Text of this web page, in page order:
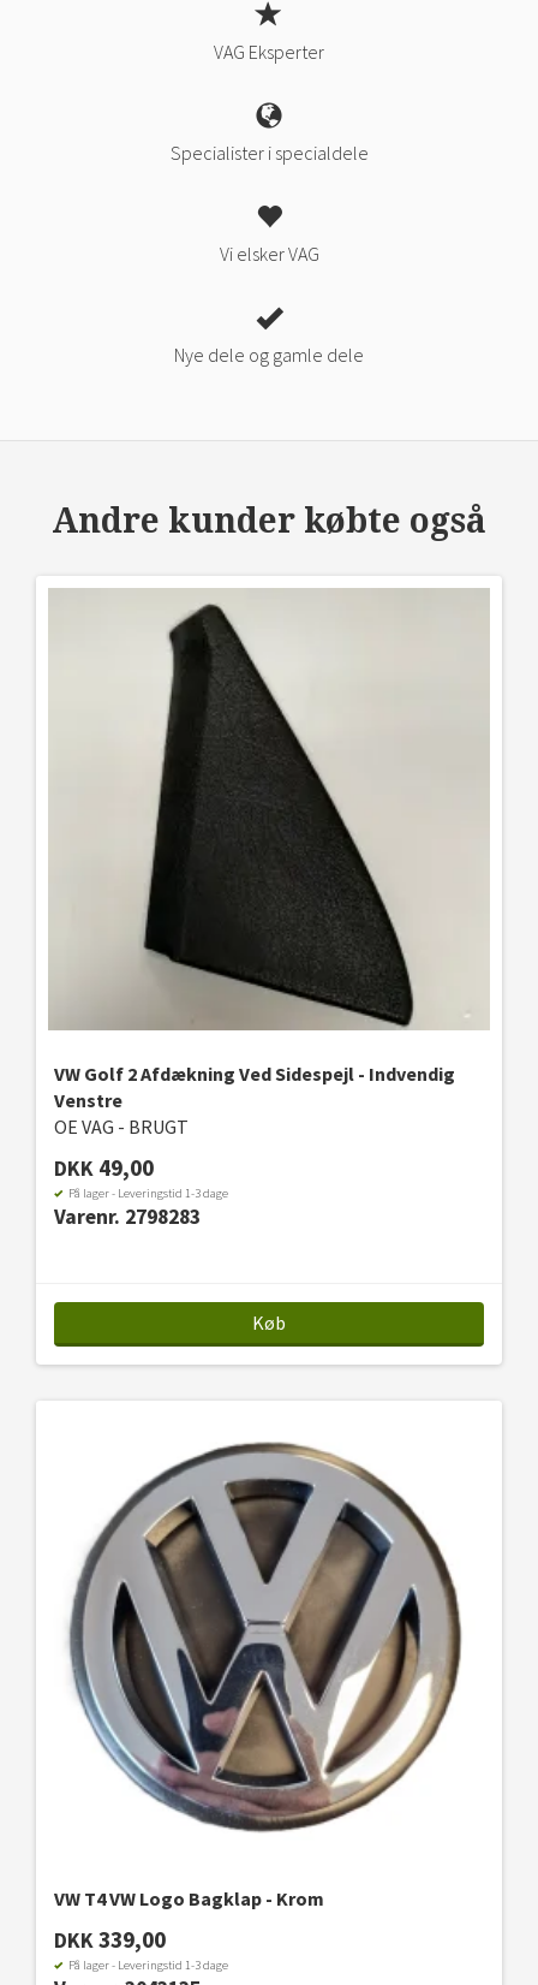
VAG Eksperter
Specialister i specialdele
Vi elsker VAG
Nye dele og gamle dele
Andre kunder købte også
VW Golf 2 Afdækning Ved Sidespejl - Indvendig
Venstre
OE VAG - BRUGT
DKK 49,00
På lager - Leveringstid 1-3 dage
Varenr. 2798283
Køb
VW T4 VW Logo Bagklap - Krom
DKK339,00
På lager - Leveringstid 1-3 dage